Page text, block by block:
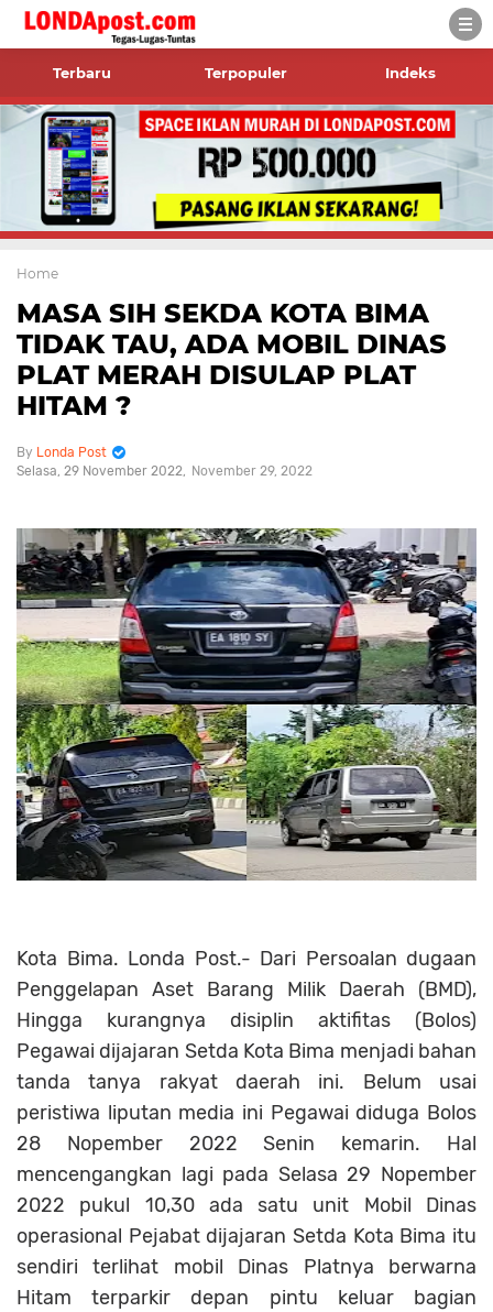
Terbaru Terpopuler Indeks
Home
MASA SIH SEKDA KOTA BIMA
TIDAK TAU, ADA MOBIL DINAS
PLAT MERAH DISULAP PLAT
HITAM ?
Londa Post
Selasa, 29 November 2022
November 29, 2022
Kota Bima. Londa Post.- Dari Persoalan dugaan
Penggelapan Aset Barang Milik Daerah (BMD),
Hingga kurangnya disiplin aktifitas (Bolos)
Pegawai dijajaran Setda Kota Bima menjadi bahan
tanda tanya rakyat daerah ini. Belum usai
peristiwa liputan media ini Pegawai diduga Bolos
28 Nopember 2022 Senin kemarin. Hal
mencengangkan lagi pada Selasa 29 Nopember
2022 pukul 10,30 ada satu unit Mobil Dinas
operasional Pejabat dijajaran Setda Kota Bima itu
sendiri terlihat mobil Dinas Platnya berwarna
Hitam terparkir depan pintu keluar bagian